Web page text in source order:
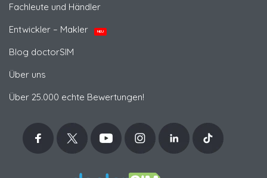
Fachleute und Händler
Entwickler – Makler
NEU
Blog doctorSIM
Über uns
Über 25.000 echte Bewertungen!